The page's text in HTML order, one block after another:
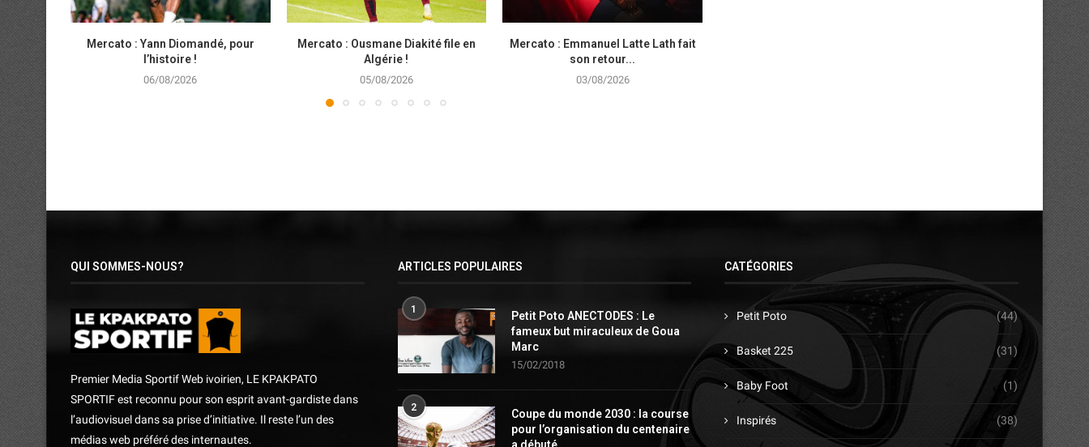
Mercato : Yann Diomandé, pour
l’histoire !
06/08/2026
Mercato : Ousmane Diakité file en
Algérie !
05/08/2026
Mercato : Emmanuel Latte Lath fait
son retour...
03/08/2026
Mercato : Ouattara
retour aux
QUI SOMMES-NOUS?
Premier Media Sportif Web ivoirien, LE KPAKPATO
SPORTIF est reconnu pour son esprit avant-gardiste dans
l’audiovisuel dans sa prise d’initiative. Il reste l’un des
médias web préféré des internautes.
ARTICLES POPULAIRES
1
Petit Poto ANECTODES : Le
fameux but miraculeux de Goua
Marc
15/02/2018
2
Coupe du monde 2030 : la course
pour l’organisation du centenaire
CATÉGORIES
Petit Poto (44)
Basket 225 (31)
Baby Foot (1)
Inspirés (38)